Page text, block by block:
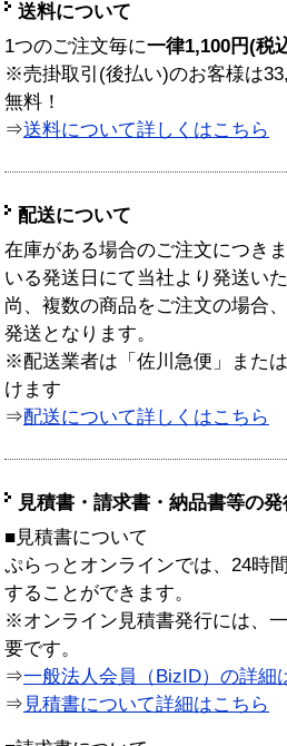
送料について
1つのご注文毎に一律1,100円(税
※売掛取引(後払い)のお客様は
無料！
⇒送料について詳しくはこちら
配送について
在庫がある場合のご注文につき
いる発送日にて当社より発送い
尚、複数の商品をご注文の場合
発送となります。
※配送業者は「佐川急便」また
けます
⇒配送について詳しくはこちら
見積書・請求書・納品書等の
■見積書について
ぷらっとオンラインでは、24時
することができます。
※オンライン見積書発行には、
要です。
⇒一般法人会員（BizID）の詳細
⇒ 見積書について詳細はこちら